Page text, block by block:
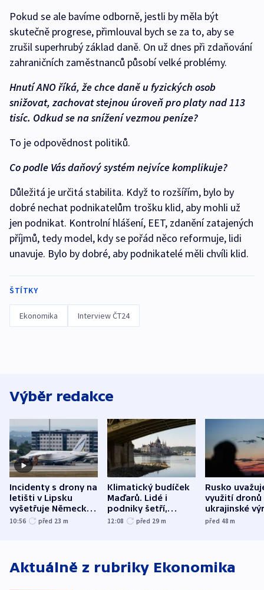
Pokud se ale bavíme odborně, jestli by měla být
skutečně progrese, přimlouval bych se za to, aby se
zrušil superhrubý základ daně. On už dnes při zdaňování
zahraničních zaměstnanců působí velké problémy.
Hnutí ANO říká, že chce daně u fyzických osob
snižovat, zachovat stejnou úroveň pro platy nad 113
tisíc. Odkud se na snížení vezmou peníze?
To je odpovědnost politiků.
Co podle Vás daňový systém nejvíce komplikuje?
Důležitá je určitá stabilita. Když to rozšířím, bylo by
dobré nechat podnikatelům trošku klid, aby mohli už
jen podnikat. Kontrolní hlášení, EET, zdanění zatajených
příjmů, tedy model, kdy se pořád něco reformuje, lidi
unavuje. Bylo by dobré, aby podnikatelé měli chvíli klid.
ŠTÍTKY
Ekonomika Interview ČT24
Výběr redakce
Incidenty s drony na
letišti v Lipsku
vyšetřuje Německo
jako úmyslný pokus
10:56 před 23 m
Klimatický budíček
Maďarů. Lidé i
podniky šetří,
omezuje se doprava
12:08 před 29 m
Rusko
využití dronů
ukrajinské
útokům v
před 48m
Aktuálně z rubriky Ekonomika